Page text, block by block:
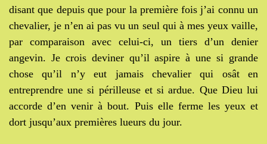
disant que depuis que pour la première fois j’ai connu un
chevalier, je n’en ai pas vu un seul qui à mes yeux vaille,
par comparaison avec celui-ci, un tiers d’un denier
angevin. Je crois deviner qu’il aspire à une si grande
chose qu’il n’y eut jamais chevalier qui osât en
entreprendre une si périlleuse et si ardue. Que Dieu lui
accorde d’en venir à bout. Puis elle ferme les yeux et
dort jusqu’aux premières lueurs du jour.